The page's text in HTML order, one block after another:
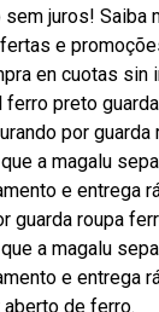
juros! Saiba
e
en cuotas sin
preto
por guarda
a magalu
e entrega
guarda roupa
a magalu
e entrega
de ferro.